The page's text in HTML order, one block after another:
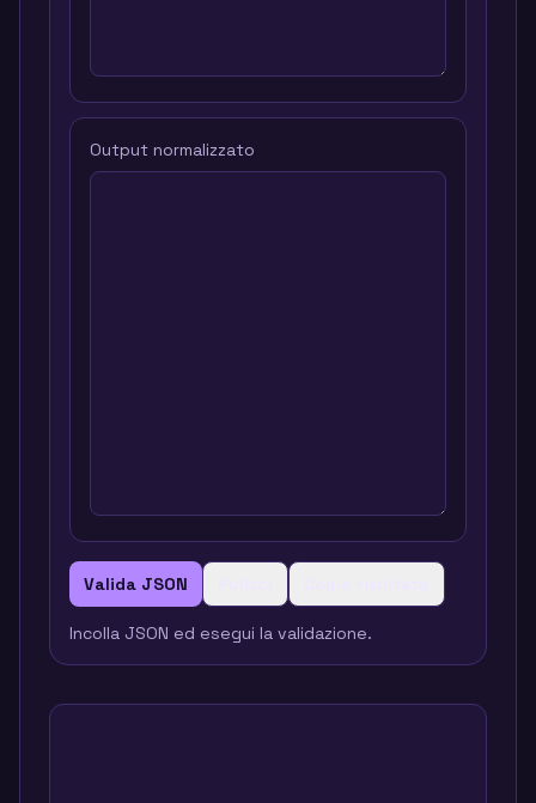
Output normalizzato
Valida JSON
Incolla JSON ed esegui la validazione.